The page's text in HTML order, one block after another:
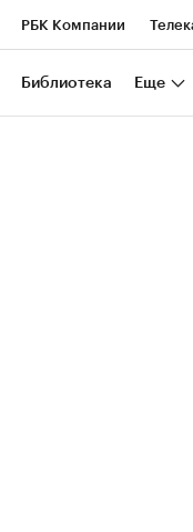
РБК Компании
Национальные проекты
Библиотека Еще